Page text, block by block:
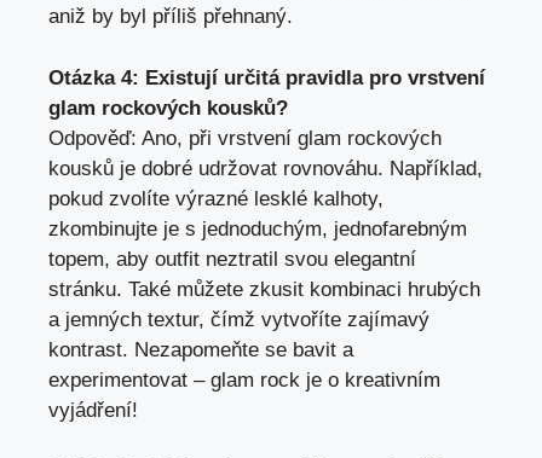
aniž by byl příliš přehnaný.
Otázka 4: Existují určitá pravidla pro vrstvení
glam rockových kousků?
Odpověď: Ano, při vrstvení glam rockových
kousků je dobré udržovat rovnováhu. Například,
pokud zvolíte výrazné lesklé kalhoty,
zkombinujte je s jednoduchým, jednofarebným
topem, aby outfit neztratil svou elegantní
stránku. Také můžete zkusit kombinaci hrubých
a jemných textur, čímž vytvoříte zajímavý
kontrast. Nezapomeňte se bavit a
experimentovat – glam rock je o kreativním
vyjádření!